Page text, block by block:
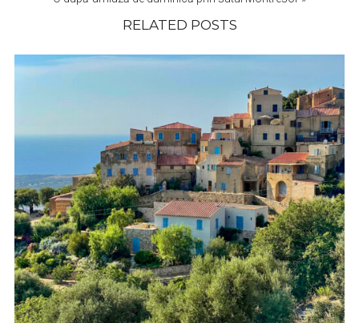
RELATED POSTS